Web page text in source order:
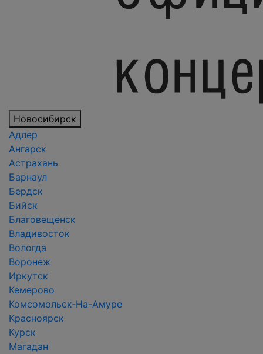
Новосибирск
Адлер
Ангарск
Астрахань
Барнаул
Бердск
Бийск
Благовещенск
Владивосток
Вологда
Воронеж
Иркутск
Кемерово
Комсомольск-На-Амуре
Красноярск
Курск
Магадан